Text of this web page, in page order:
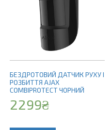
БЕЗДРОТОВИЙ ДАТЧИК РУХУ І
РОЗБИТТЯ AJAX
COMBIPROTECT ЧОРНИЙ
2299₴